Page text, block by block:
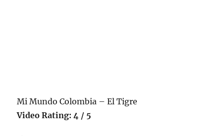
Mi Mundo Colombia – El Tigre
Video Rating: 4 / 5